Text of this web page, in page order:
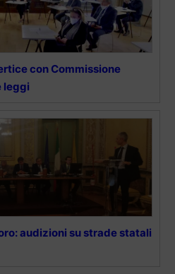
con Commissione
leggi
audizioni su strade statali